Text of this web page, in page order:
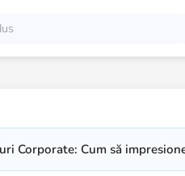
Corporate: Cum să